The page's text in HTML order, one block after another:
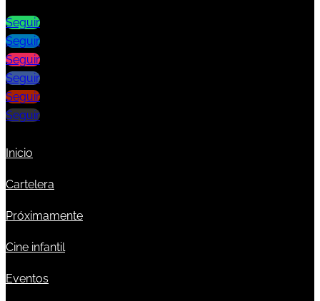
Seguir
Seguir
Seguir
Seguir
Seguir
Seguir
Inicio
Cartelera
Próximamente
Cine infantil
Eventos